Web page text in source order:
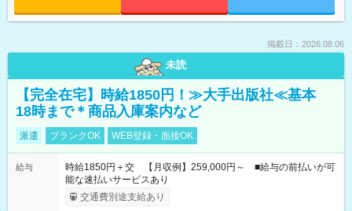
掲載日：2026.08.06
未読
【完全在宅】時給1850円！≫大手出版社≪基本
18時まで＊商品入庫案内など
派遣 ブランクOK WEB登録・面接OK
給与
時給1850円＋交 【月収例】259,000円～ ■給与の前払いが可
能な速払いサービスあり
交通費別途支給あり